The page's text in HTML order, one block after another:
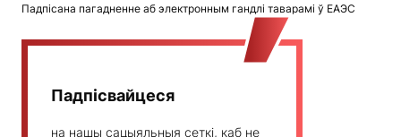
Падпісана пагадненне аб электронным гандлі таварамі ў ЕАЭС
Падпісвайцеся
на нашы сацыяльныя сеткі, каб не